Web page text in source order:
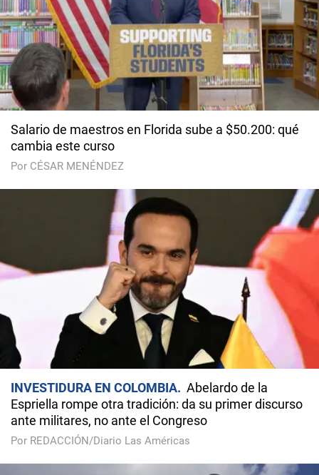
Salario de maestros en Florida sube a $50.200: qué
cambia este curso
Por CÉSAR MENÉNDEZ
INVESTIDURA EN COLOMBIA
Abelardo de la
Espriella rompe otra tradición: da su primer discurso
ante militares, no ante el Congreso
Por REDACCIÓN/Diario Las Américas